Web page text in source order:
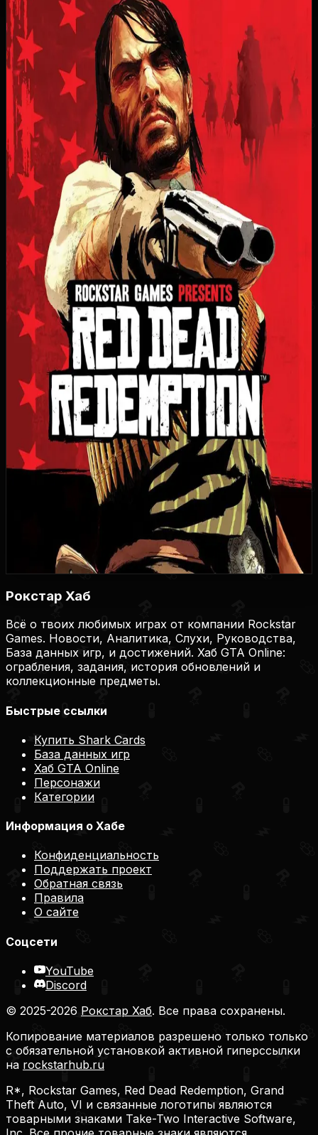
Red Dead Redemption
Даты выхода
PS3 : 18.05.2010 Xbox 360:18.05.2010,
:
17.08.2023, Xbox One:17.08.2023,Nintendo Switch 1
17.08.2023
PC 29.10.2024,PS5:02.12.2025 Xbox Series
02.12.2025
Nintendo Switch 2:02.12.2025
Достижения / Трофеи
3 1
Купить на Plati.Market
Купить на Plati.Market
Купить на Plati.Market
Рокстар Хаб
Всё о твоих любимых играх от компании Rockstar
Games. Новости, Аналитика, Слухи, Руководства,
База данных игр, и достижений. Хаб GTA Online:
ограбления, задания, история обновлений и
коллекционные предметы.
Быстрые ссылки
Купить Shark Cards
База данных игр
Хаб GTA Online
Персонажи
Категории
Информация о Хабе
Конфиденциальность
Поддержать проект
Обратная связь
Правила
О сайте
Соцсети
YouTube
Discord
© 2025-2026 Рокстар Хаб. Все права сохранены.
Копирование материалов разрешено только только
с обязательной установкой активной гиперссылки
на rockstarhub.ru
R*, Rockstar Games, Red Dead Redemption, Grand
Theft Auto, VI и связанные логотипы являются
товарными знаками Take-Two Interactive Software,